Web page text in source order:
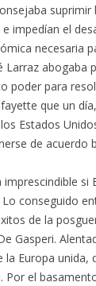
impedían el
necesaria
Larraz abogaba
poder para
que un
Estados
de acuerdo
imprescindible
Lo conseguido
de la
Gasperi.
la Europa unida,
Por el